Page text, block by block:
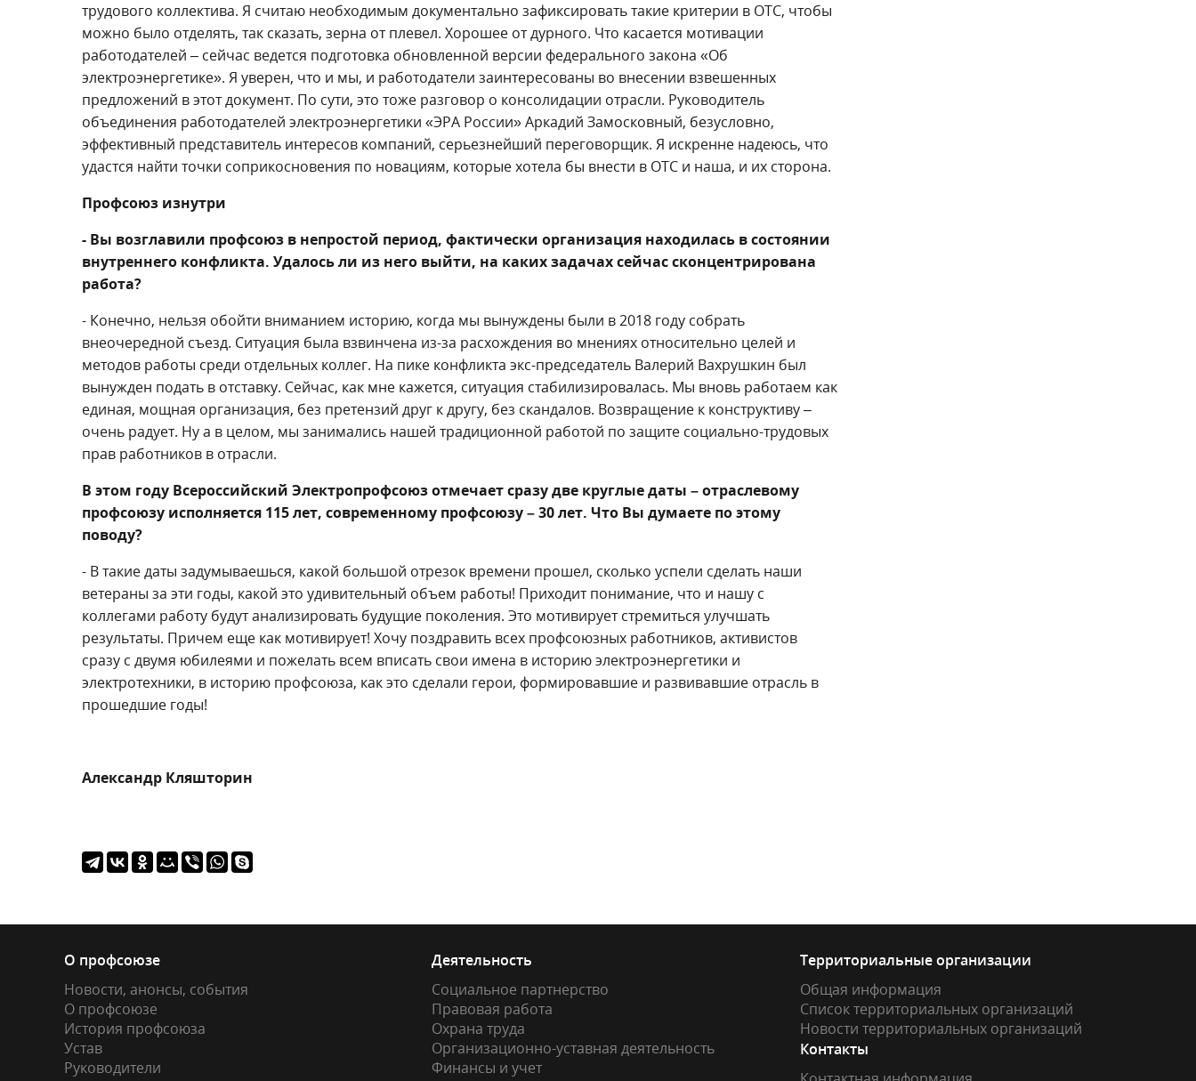
трудового коллектива. Я считаю необходимым документально зафиксировать такие критерии в ОТС, чтобы
можно было отделять, так сказать, зерна от плевел. Хорошее от дурного. Что касается мотивации
работодателей – сейчас ведется подготовка обновленной версии федерального закона «Об
электроэнергетике». Я уверен, что и мы, и работодатели заинтересованы во внесении взвешенных
предложений в этот документ. По сути, это тоже разговор о консолидации отрасли. Руководитель
объединения работодателей электроэнергетики «ЭРА России» Аркадий Замосковный, безусловно,
эффективный представитель интересов компаний, серьезнейший переговорщик. Я искренне надеюсь, что
удастся найти точки соприкосновения по новациям, которые хотела бы внести в ОТС и наша, и их сторона.
Профсоюз изнутри
- Вы возглавили профсоюз в непростой период, фактически организация находилась в состоянии
внутреннего конфликта. Удалось ли из него выйти, на каких задачах сейчас сконцентрирована
работа?
- Конечно, нельзя обойти вниманием историю, когда мы вынуждены были в 2018 году собрать
внеочередной съезд. Ситуация была взвинчена из-за расхождения во мнениях относительно целей и
методов работы среди отдельных коллег. На пике конфликта экс-председатель Валерий Вахрушкин был
вынужден подать в отставку. Сейчас, как мне кажется, ситуация стабилизировалась. Мы вновь работаем как
единая, мощная организация, без претензий друг к другу, без скандалов. Возвращение к конструктиву –
очень радует. Ну а в целом, мы занимались нашей традиционной работой по защите социально-трудовых
прав работников в отрасли.
В этом году Всероссийский Электропрофсоюз отмечает сразу две круглые даты – отраслевому
профсоюзу исполняется 115 лет, современному профсоюзу – 30 лет. Что Вы думаете по этому
поводу?
- В такие даты задумываешься, какой большой отрезок времени прошел, сколько успели сделать наши
ветераны за эти годы, какой это удивительный объем работы! Приходит понимание, что и нашу с
коллегами работу будут анализировать будущие поколения. Это мотивирует стремиться улучшать
результаты. Причем еще как мотивирует! Хочу поздравить всех профсоюзных работников, активистов
сразу с двумя юбилеями и пожелать всем вписать свои имена в историю электроэнергетики и
электротехники, в историю профсоюза, как это сделали герои, формировавшие и развивавшие отрасль в
прошедшие годы!
Александр Кляшторин
О профсоюзе
Новости, анонсы, события
О профсоюзе
История профсоюза
Устав
Руководители
Деятельность
Социальное партнерство
Правовая работа
Охрана труда
Организационно-уставная деятельность
Финансы и учет
Территориальные организации
Общая информация
Список территориальных организаций
Новости территориальных организаций
Контакты